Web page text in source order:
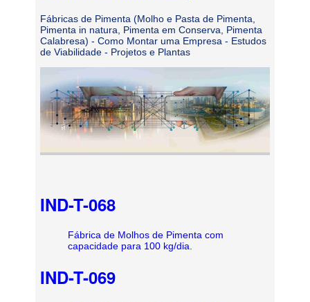
Fábricas de Pimenta (Molho e Pasta de Pimenta,
Pimenta in natura, Pimenta em Conserva, Pimenta
Calabresa) - Como Montar uma Empresa - Estudos
de Viabilidade - Projetos e Plantas
IND-T-068
Fábrica de Molhos de Pimenta com
capacidade para 100 kg/dia.
IND-T-069